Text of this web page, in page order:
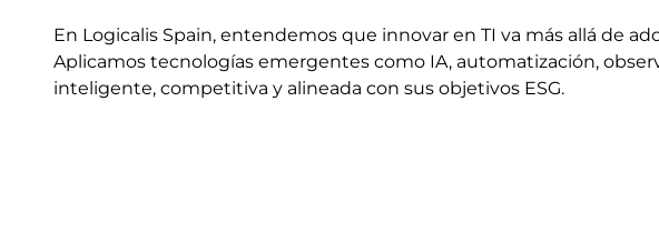
En Logicalis Spain, entendemos que innovar en TI va más allá de
Aplicamos tecnologías emergentes como IA, automatización,
inteligente, competitiva y alineada con sus objetivos ESG.